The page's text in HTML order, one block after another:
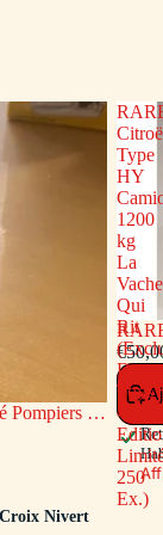
Pompiers de
Limitée
Nivert
Type
HY
1200
kg
La
Vache
Qui
Rit
Dan-
Toys
-
250
Ex.)
La